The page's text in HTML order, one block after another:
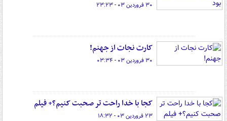
۳۰ فروردین ۰۳ - ۲۳:۲۳
کارت نجات از جهنم!
۳۰ فروردین ۰۳ - ۰۳:۳۴
کجا با خدا راحت تر صحبت کنیم؟+ فیلم
۲۳ فروردین ۰۳ - ۱۸:۳۲